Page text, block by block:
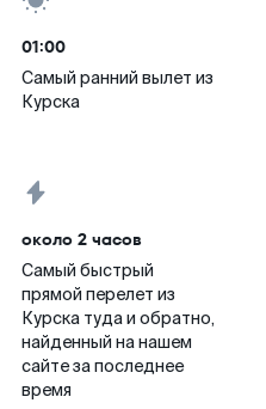
01:00
Самый ранний вылет из
Курска
около 2 часов
Самый быстрый
прямой перелет из
Курска туда и обратно,
найденный на нашем
сайте за последнее
время